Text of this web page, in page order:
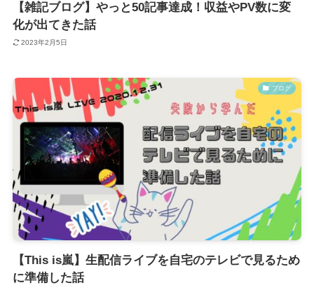
【雑記ブログ】やっと50記事達成！収益やPV数に変
化が出てきた話
2023年2月5日
ブログ
【This is嵐】生配信ライブを自宅のテレビで見るため
に準備した話